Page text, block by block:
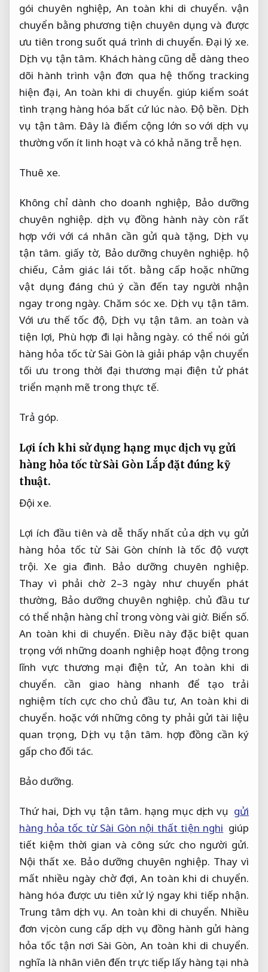
gói chuyên nghiệp,An toàn khi di chuyển. vận
chuyển bằng phương tiện chuyên dụng và được
ưu tiên trong suốt quá trình di chuyển.Đại lý xe.
Dịch vụ tận tâm. Khách hàng cũng dễ dàng theo
dõi hành trình vận đơn qua hệ thống tracking
hiện đại, An toàn khi di chuyển. giúp kiểm soát
tình trạng hàng hóa bất cứ lúc nào. Độ bền. Dịch
vụ tận tâm. Đây là điểm cộng lớn so với dịch vụ
thường vốn ít linh hoạt và có khả năng trễ hẹn.
Thuê xe.
Không chỉ dành cho doanh nghiệp, Bảo dưỡng
chuyên nghiệp. dịch vụ đồng hành này còn rất
hợp với với cá nhân cần gửi quà tặng, Dịch vụ
tận tâm. giấy tờ, Bảo dưỡng chuyên nghiệp. hộ
chiếu, Cảm giác lái tốt. bằng cấp hoặc những
vật dụng đáng chú ý cần đến tay người nhận
ngay trong ngày. Chăm sóc xe. Dịch vụ tận tâm.
Với ưu thế tốc độ, Dịch vụ tận tâm. an toàn và
tiện lợi, Phù hợp đi lại hằng ngày. có thể nói gửi
hàng hỏa tốc từ Sài Gòn là giải pháp vận chuyển
tối ưu trong thời đại thương mại điện tử phát
triển mạnh mẽ trong thực tế.
Trả góp.
Lợi ích khi sử dụng hạng mục dịch vụ gửi
hàng hỏa tốc từ Sài Gòn Lắp đặt đúng kỹ
thuật.
Đội xe.
Lợi ích đầu tiên và dễ thấy nhất của dịch vụ gửi
hàng hỏa tốc từ Sài Gòn chính là tốc độ vượt
trội.Xe gia đình. Bảo dưỡng chuyên nghiệp.
Thay vì phải chờ 2–3 ngày như chuyển phát
thường, Bảo dưỡng chuyên nghiệp. chủ đầu tư
có thể nhận hàng chỉ trong vòng vài giờ. Biển số.
An toàn khi di chuyển. Điều này đặc biệt quan
trọng với những doanh nghiệp hoạt động trong
lĩnh vực thương mại điện tử, An toàn khi di
chuyển. cần giao hàng nhanh để tạo trải
nghiệm tích cực cho chủ đầu tư,An toàn khi di
chuyển. hoặc với những công ty phải gửi tài liệu
quan trọng, Dịch vụ tận tâm. hợp đồng cần ký
gấp cho đối tác.
Bảo dưỡng.
Thứ hai, Dịch vụ tận tâm. hạng mục dịch vụ gửi
hàng hỏa tốc từ Sài Gòn nội thất tiện nghi giúp
tiết kiệm thời gian và công sức cho người gửi.
Nội thất xe. Bảo dưỡng chuyên nghiệp. Thay vì
mất nhiều ngày chờ đợi,An toàn khi di chuyển.
hàng hóa được ưu tiên xử lý ngay khi tiếp nhận.
Trung tâm dịch vụ. An toàn khi di chuyển. Nhiều
đơn vị còn cung cấp dịch vụ đồng hành gửi hàng
hỏa tốc tận nơi Sài Gòn, An toàn khi di chuyển.
nghĩa là nhân viên đến trực tiếp lấy hàng tại nhà